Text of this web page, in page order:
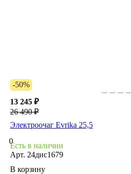
-50%
13 245 ₽
26 490 ₽
Электроочаг Evrika 25,5
0
Есть в наличии
Арт. 24дис1679
В корзину